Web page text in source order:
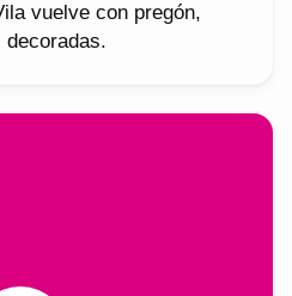
vuelve con pregón,